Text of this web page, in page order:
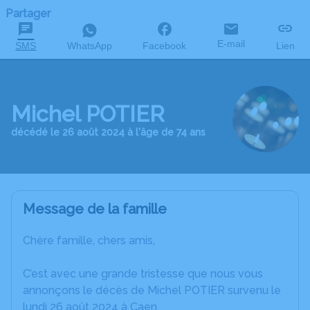
Partager
SMS WhatsApp Facebook E-mail Lien
Michel POTIER
décédé le 26 août 2024 à l'âge de 74 ans
Message de la famille
Chère famille, chers amis,
C’est avec une grande tristesse que nous vous
annonçons le décès de Michel POTIER survenu le
lundi 26 août 2024 à Caen.